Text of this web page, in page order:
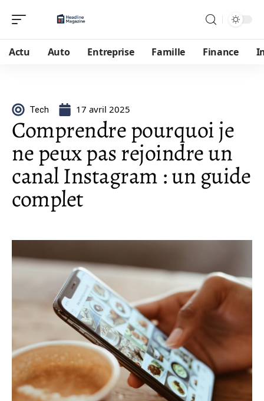
Actu Auto Entreprise Famille Finance
Tech 17 avril 2025
Comprendre pourquoi je
ne peux pas rejoindre un
canal Instagram : un guide
complet